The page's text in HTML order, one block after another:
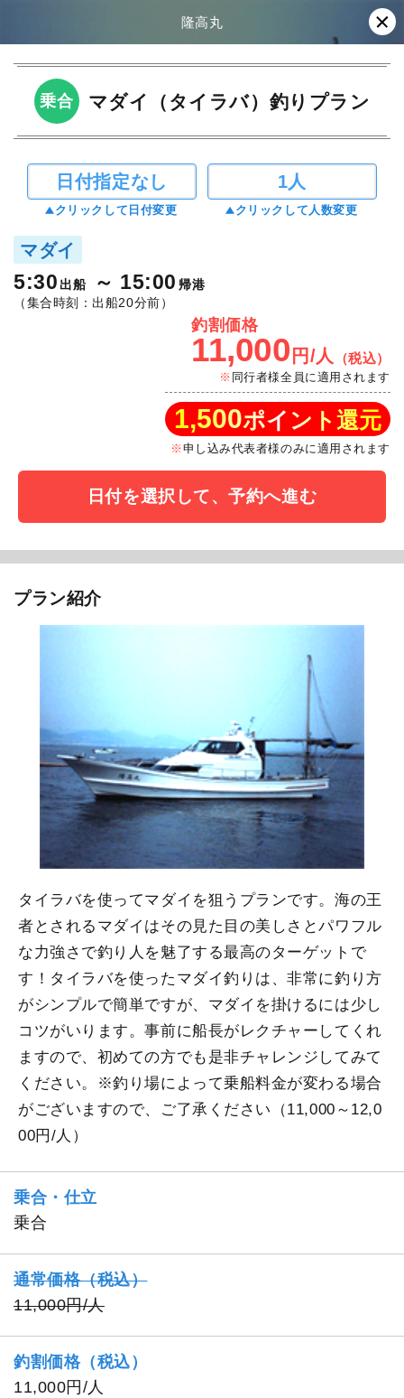
隆高丸
乗合 マダイ（タイラバ）釣りプラン
日付指定なし
クリックして日付変更
1人
クリックして人数変更
マダイ
5:30 出船 15:00 帰港
（集合時刻：出船20分前）
釣割価格
11,000 円/人 （税込）
同行者様全員に適用されます
1,500ポイント還元
申し込み代表者様のみに適用されます
日付を選択して、予約へ進む
プラン紹介
タイラバを使ってマダイを狙うプランです。海の王
者とされるマダイはその見た目の美しさとパワフル
な力強さで釣り人を魅了する最高のターゲットで
す！タイラバを使ったマダイ釣りは、非常に釣り方
がシンプルで簡単ですが、マダイを掛けるには少し
コツがいります。事前に船長がレクチャーしてくれ
ますので、初めての方でも是非チャレンジしてみて
ください。※釣り場によって乗船料金が変わる場合
がございますので、ご了承ください（11,000～12,0
00円/人）
乗合・仕立
乗合
通常価格（税込）
11,000円/人
釣割価格（税込）
11,000円/人